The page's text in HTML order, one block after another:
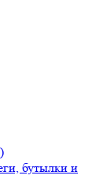
бутылки и